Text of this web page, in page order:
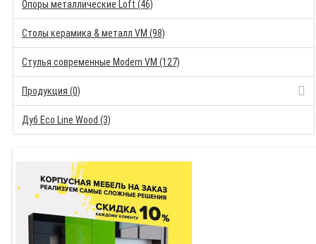
Опоры металлические Loft (46)
Столы керамика & металл VM (98)
Стулья современные Modern VM (127)
Продукция (0)
Дуб Eco Line Wood (3)